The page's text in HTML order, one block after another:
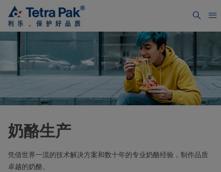
奶酪生产
凭借世界一流的技术解决方案和数十年的专业奶酪经验，制作品质
卓越的奶酪。